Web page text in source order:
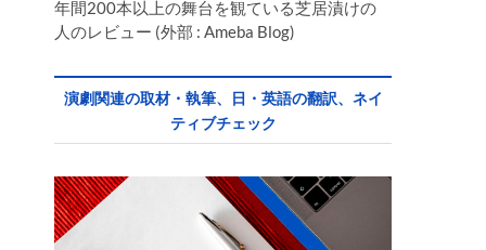
年間200本以上の舞台を観ている芝居漬けの
人のレビュー (外部 : Ameba Blog)
演劇関連の取材・執筆、日・英語の翻訳、ネイ
ティブチェック